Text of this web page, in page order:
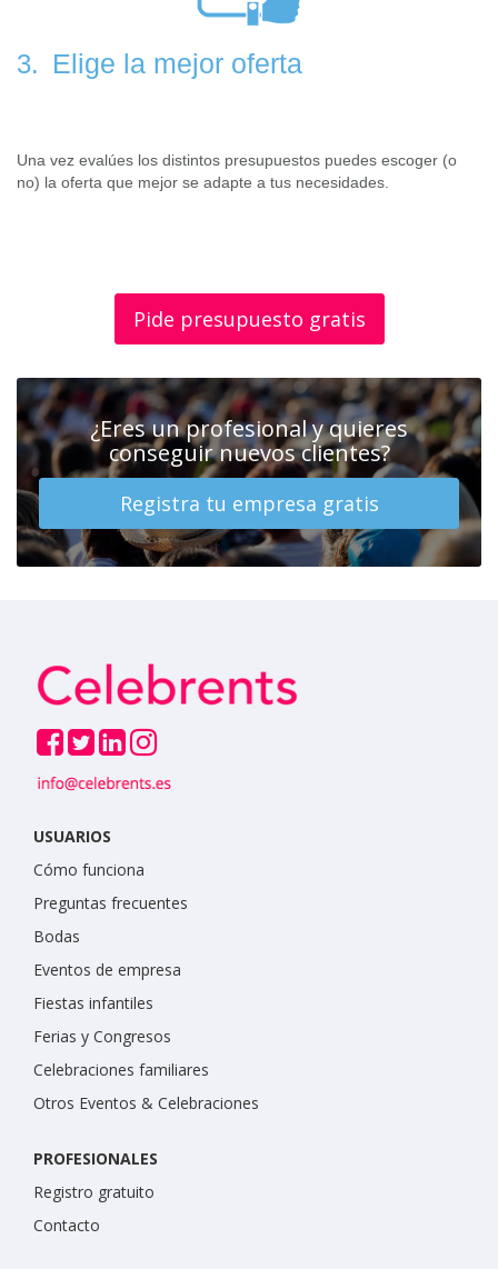
3. Elige la mejor oferta
Una vez evalúes los distintos presupuestos puedes escoger (o
no) la oferta que mejor se adapte a tus necesidades.
Pide presupuesto gratis
¿Eres un profesional y quieres
conseguir nuevos clientes?
Registra tu empresa gratis
USUARIOS
Cómo funciona
Preguntas frecuentes
Bodas
Eventos de empresa
Fiestas infantiles
Ferias y Congresos
Celebraciones familiares
Otros Eventos & Celebraciones
PROFESIONALES
Registro gratuito
Contacto